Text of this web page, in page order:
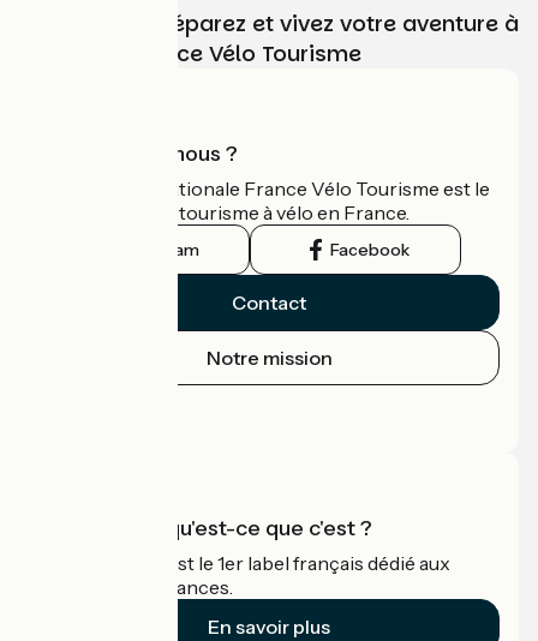
Choisissez, préparez et vivez votre aventure à
vélo avec France Vélo Tourisme
Qui sommes-nous ?
L'association nationale France Vélo Tourisme est le
guide officiel du tourisme à vélo en France.
Instagram Facebook
Contact
Notre mission
Accueil Vélo qu'est-ce que c'est ?
Accueil Vélo c'est le 1er label français dédié aux
cyclistes en vacances.
En savoir plus